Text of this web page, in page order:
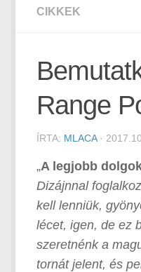
CIKKEK
Range
ÍRTA: MLACA·
„A legjobb
Dizájnnal
kell lenniük,
lécet, igen, de ez
szeretnénk a
tornát jelent, és